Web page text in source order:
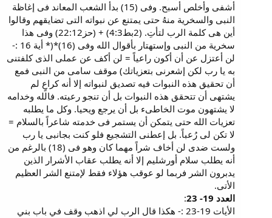
أشفى وأخلص أسبح. وفى (15) بدأ الشعب المعاند فى إغاظة
النبى والسخرية منهُ حتى يمتنع عن نبواته التى تضايقهم وقالوا
أين هى كلمة الرب لتأتِ. (2بط4:3) + (حز22:12) وفى هذا
سخرية من النبى وإستهتار بأقوال الله وفى (16)*(* أية 16 :-
لن أعتزل عن أن أكون راعياً = لن أكف عن عملى الذى كلفتنى
به يا رب لكن إشعرنى بتعزياتك) موقف سامى من النبى فمع
أن تحقيق هذه النبوات فيه تصديق لنبواته إلا أنه كراعٍ لم
يشتهى أن تتحقق هذه النبوات بل أن تنجو رعيته. فالله وخدامه
لا يشتهون موت الخاطىء بل أن يرجع ويحيا. وكل ما يطلبه
تعزيات الله حتى يتمكن أن يستمر فى خدمته شاعراً بالسلام =
لا تكن لى رُعباً. بل إعطنى التشجيع فلو كنت بجانبى يا رب
ولست ضدى لن أخاف شراً مهما كان وهو فى (18) بالرغم من
أنه يطلب سلام أورشليم إلا أنه يطلب عقاب الأشرار الذين
يدبرون الشر فربما لو عوقب هؤلاء فقط لإمتنع الشر العظيم
الأتى.
العدد 19- 23
:
الأيات 19-23 :- هكذا قال الرب لي اذهب وقف في باب بني